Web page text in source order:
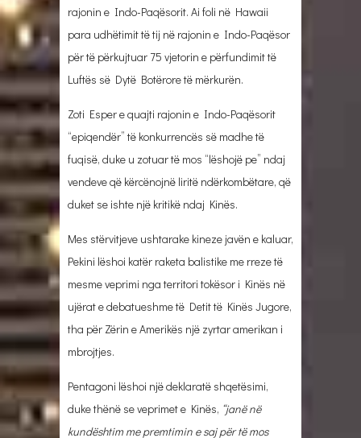
rajonin e Indo-Paqësorit. Ai foli në Hawaii
para udhëtimit të tij në rajonin e Indo-Paqësor
për të përkujtuar 75 vjetorin e përfundimit të
Luftës së Dytë Botërore të mërkurën.
Zoti Esper e quajti rajonin e Indo-Paqësorit
“epiqendër” të konkurrencës së madhe të
fuqisë, duke u zotuar të mos “lëshojë pe” ndaj
vendeve që kërcënojnë liritë ndërkombëtare, që
duket se ishte një kritikë ndaj Kinës.
Mes stërvitjeve ushtarake kineze javën e kaluar,
Pekini lëshoi katër raketa balistike me rreze të
mesme veprimi nga territori tokësor i Kinës në
ujërat e debatueshme të Detit të Kinës Jugore,
tha për Zërin e Amerikës një zyrtar amerikan i
mbrojtjes.
Pentagoni lëshoi një deklaratë shqetësimi,
duke thënë se veprimet e Kinës, “janë në
kundështim me premtimin e saj për të mos